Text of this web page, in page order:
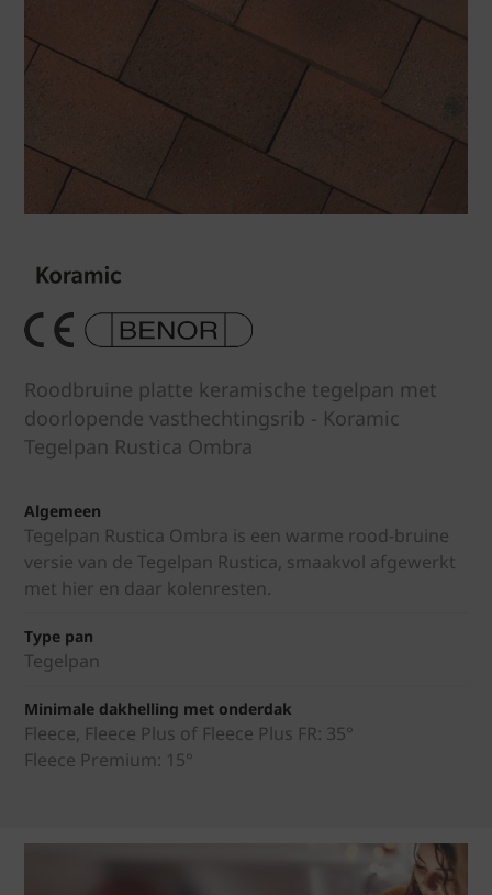
Roodbruine platte keramische tegelpan met
doorlopende vasthechtingsrib - Koramic
Tegelpan Rustica Ombra
Algemeen
Tegelpan Rustica Ombra is een warme rood-bruine
versie van de Tegelpan Rustica, smaakvol afgewerkt
met hier en daar kolenresten.
Type pan
Tegelpan
Minimale dakhelling met onderdak
Fleece, Fleece Plus of Fleece Plus FR: 35°
Fleece Premium: 15°